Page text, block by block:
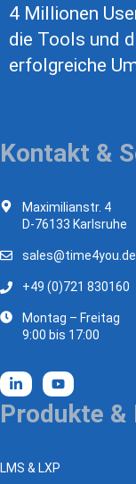
4 Millionen
die Tools und
erfolgreiche
Kontakt &
Maximilianstr. 4
D-76133 Karlsruhe
sales@time4you.de
+49 (0)721 830160
Montag – Freitag
9:00 bis 17:00
Produkte &
LMS & LXP